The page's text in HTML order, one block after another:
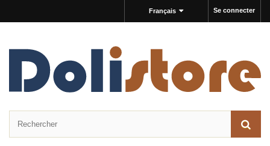
Se connecter
Français